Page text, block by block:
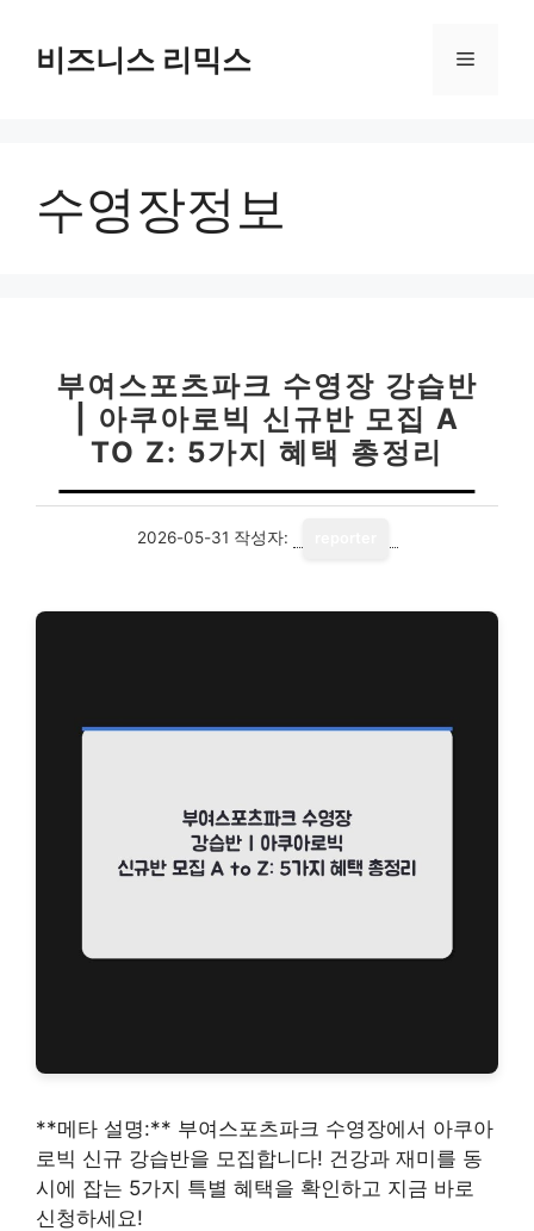
비즈니스 리믹스 메
수영장정보
부여스포츠파크 수영장 강습반
| 아쿠아로빅 신규반 모집 A
TO Z: 5가지 혜택 총정리
2026-05-31 작성자:
**메타 설명:** 부여스포츠파크 수영장에서 아쿠아
로빅 신규 강습반을 모집합니다! 건강과 재미를 동
시에 잡는 5가지 특별 혜택을 확인하고 지금 바로
신청하세요!